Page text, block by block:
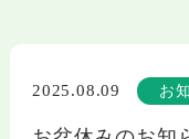
2025.08.09 お